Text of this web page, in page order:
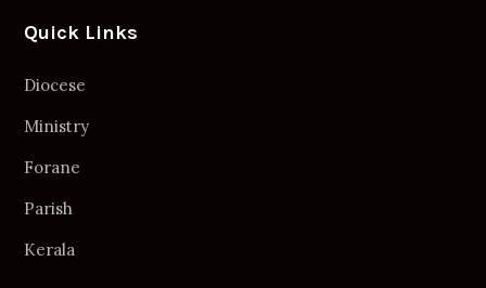
Quick Links
Diocese
Ministry
Forane
Parish
Kerala